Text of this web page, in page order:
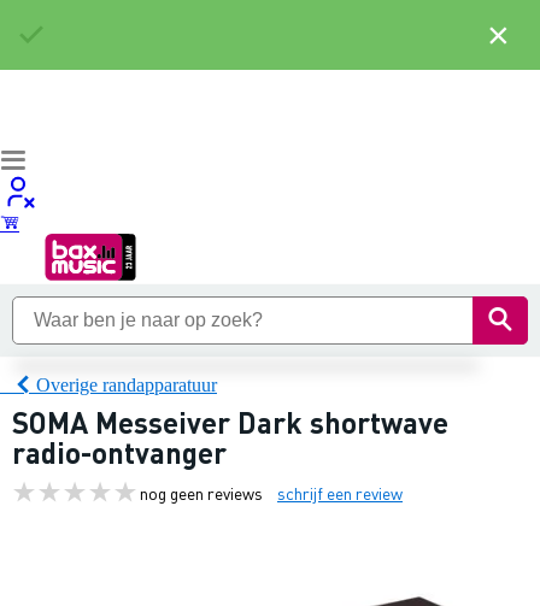
Overige randapparatuur
SOMA Messeiver Dark shortwave
radio-ontvanger
nog geen reviews schrijf een review
×